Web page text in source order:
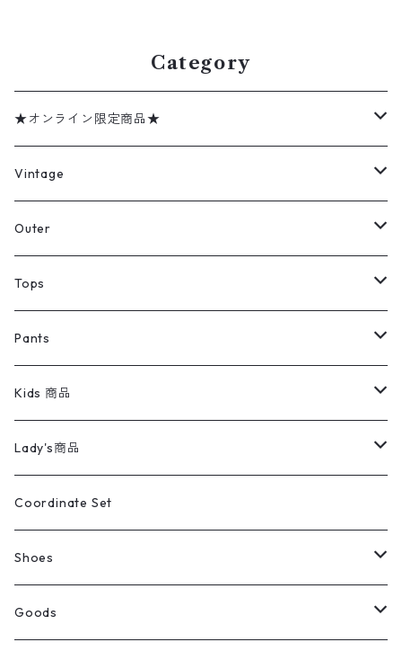
Category
★オンライン限定商品★
ミリタリーデッドストック
アウター
デニムジャケット
ミリタリージャケット
コート
ナイロンジャケット
トップス
半袖シャツ
長袖シャツ
セーター・カーディガン
パンツ
デニムパンツ
ミリタリーパンツ
レディース
アウター
トップス
キッズ
アウター
トップス
ライフスタイル雑貨
ラグ・ブランケット
ブランド
ラルフローレン
Vintage
Jacket
Tee
Sweat Shirts
REVERSE WEAVE
Pants
Shirts
Ladies
Sweater
Goods
Outer
コート
デニムジャケット
ミリタリージャケット
スウィングトップ
アウトドアナイロンジャケット
スポーツナイロンジャケット
ワークジャケット
Tops
Tシャツ
長袖シャツ
ブランドシャツ
ストライプシャツ
半袖シャツ
ポロシャツ
スウェット・パーカ
プリントスウェット
ベスト
Pants
デニムパンツ
501,505
バギーズデニム
ミリタリーパンツ
チノパンツ
イージーパンツ
スラックス
Kids 商品
Vintage
Tops
Pants
Tops
Pants
Lady's商品
Tシャツ
ブラウス／シャツ／デザイントップス
長袖
ベスト／キャミソール
Coordinate Set
Shoes
22cm以下
Goods